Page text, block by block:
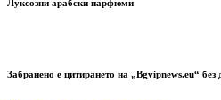
Луксозни арабски парфюми
Забранено е цитирането на „Bgvipnews.eu“